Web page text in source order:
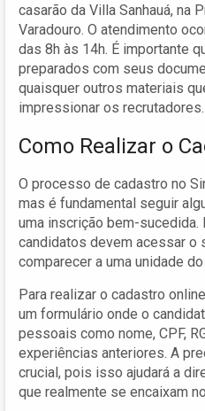
casarão da Villa Sanhauá, na
Varadouro. O atendimento
das 8h às 14h. É importante
preparados com seus
quaisquer outros materiais
impressionar os recrutadores.
Como Realizar o
O processo de cadastro no
mas é fundamental seguir
uma inscrição bem-sucedida.
candidatos devem acessar o
comparecer a uma unidade
Para realizar o cadastro
um formulário onde o
pessoais como nome, CPF,
experiências anteriores. A
crucial, pois isso ajudará a
que realmente se encaixam